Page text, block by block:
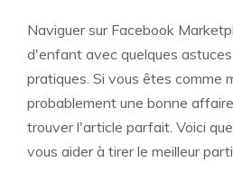
Naviguer sur Facebook
d'enfant avec quelques
pratiques. Si vous êtes comme
probablement une bonne
trouver l'article parfait. Voici
vous aider à tirer le meilleur